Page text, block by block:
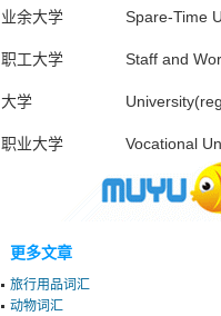
业余大学 Spare-Time
职工大学 Staff and
大学
职业大学 Vocational
更多文章
旅行用品词汇
动物词汇